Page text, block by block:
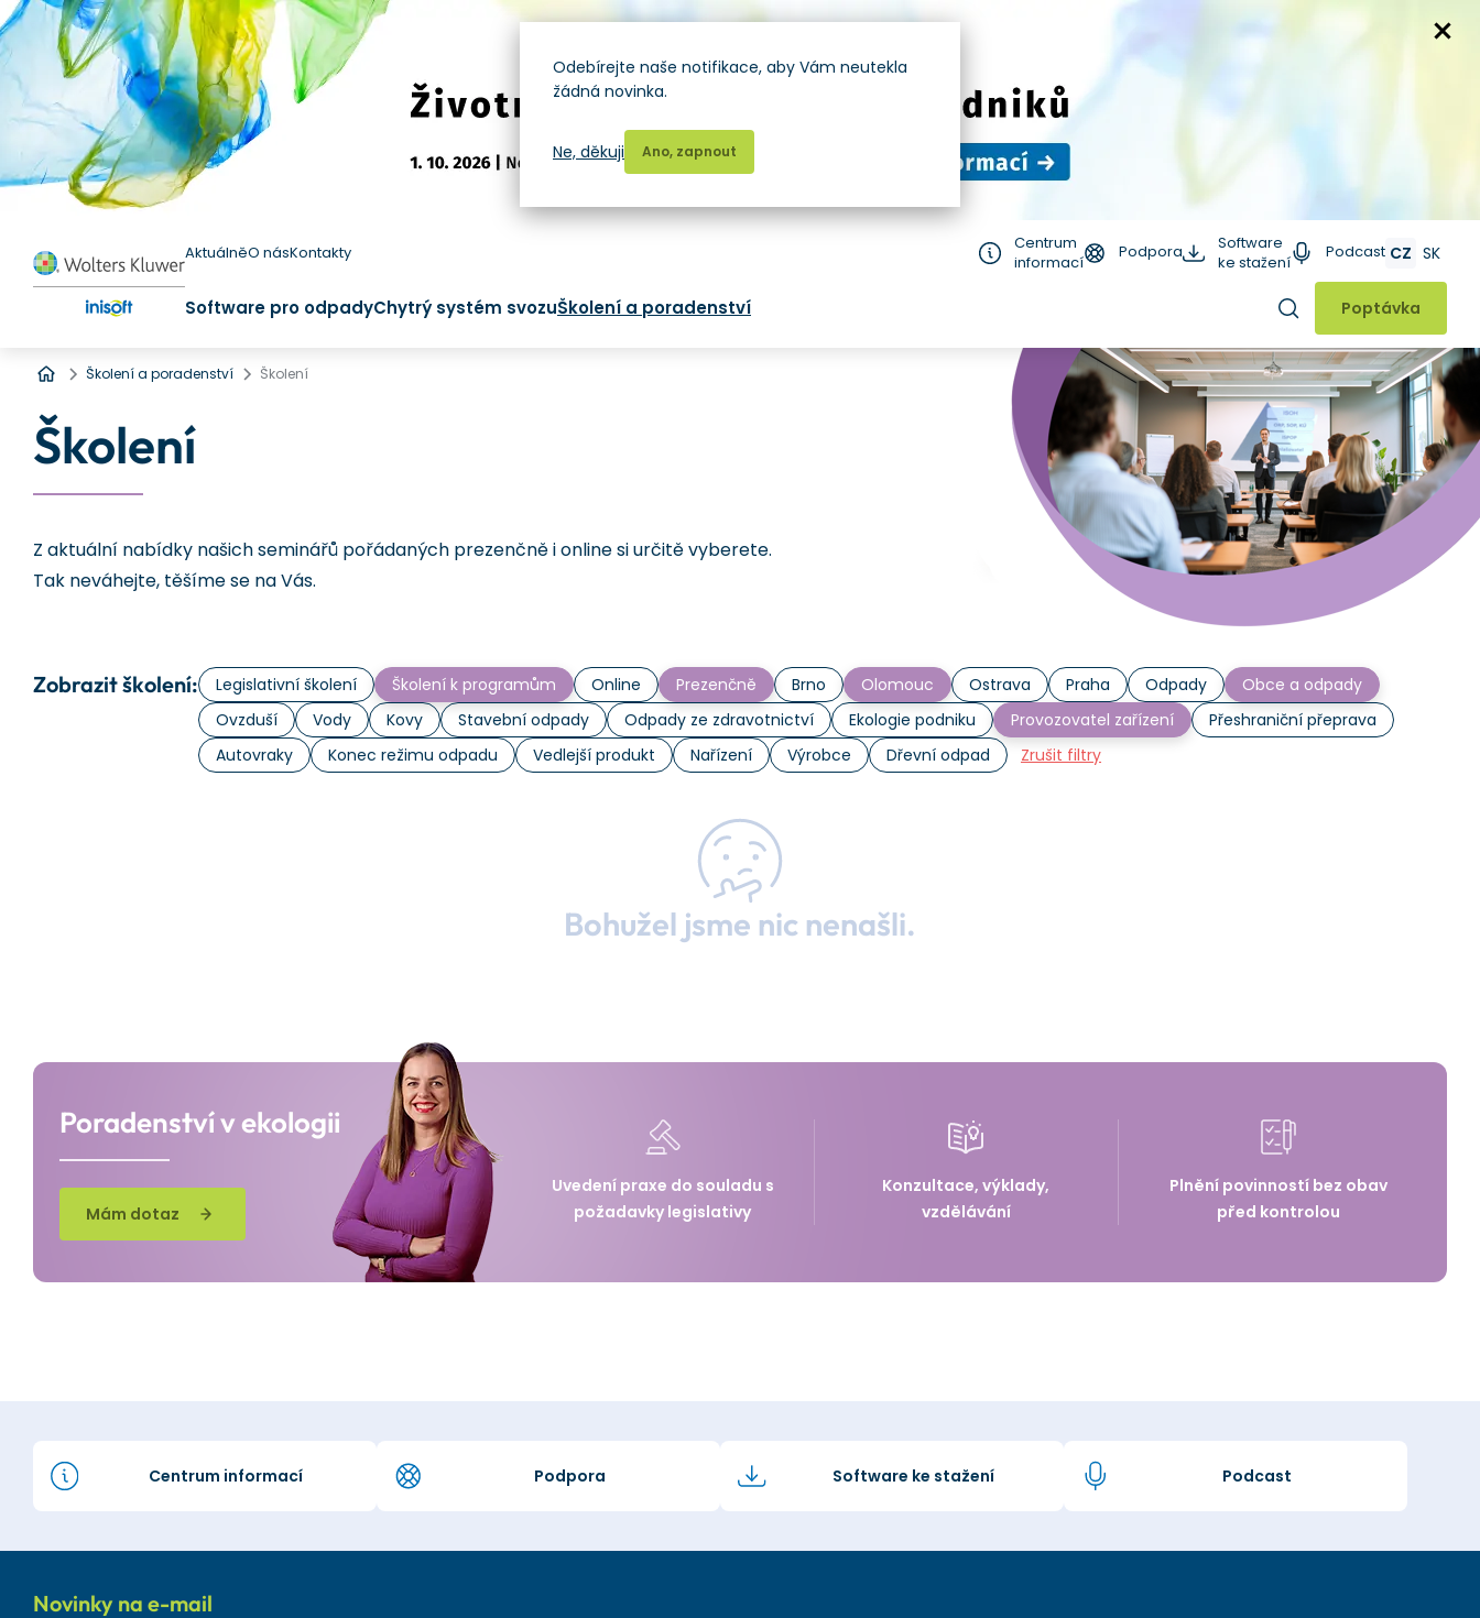
AktuálněO násKontakty
Centrum
informací
Podpora
Software
ke stažení
Podcast CZ SK
Software pro odpadyChytrý systém svozuŠkolení a poradenství Hledat
Poptávka
Úvod
Školení a poradenství Školení
Školení
Z aktuální nabídky našich seminářů pořádaných prezenčně i online si určitě vyberete.
Tak neváhejte, těšíme se na Vás.
Zobrazit školení: Legislativní školení Školení k programům Online Prezenčně Brno Olomouc Ostrava Praha Odpady
Obce a odpady
Ovzduší
Vody Kovy Stavební odpady Odpady ze zdravotnictví Ekologie podniku Provozovatel zařízení
Přeshraniční přeprava
Autovraky
Konec režimu odpadu Vedlejší produkt Nařízení Výrobce Dřevní odpad Zrušit filtry
Bohužel jsme nic nenašli.
Poradenství v ekologii
Mám dotaz
Uvedení praxe do souladu s
požadavky legislativy
Konzultace, výklady,
vzdělávání
Plnění povinností bez obav
před kontrolou
Centrum informací Podpora Software ke stažení Podcast
Novinky na e-mail
Odebírejte naše notifikace, aby Vám neutekla
žádná novinka.
Ano, zapnout
Ne, děkuji